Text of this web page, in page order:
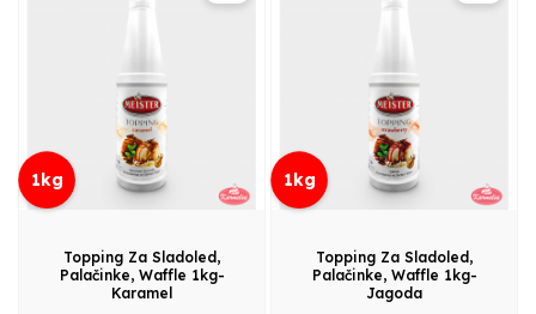
1kg
Topping Za Sladoled,
Palačinke, Waffle 1kg-
Karamel
1kg
Topping Za Sladoled,
Palačinke, Waffle 1kg-
Jagoda